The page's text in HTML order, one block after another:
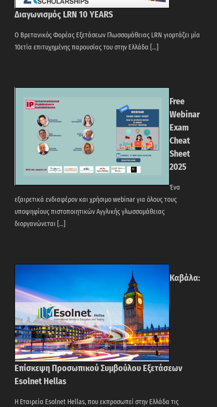
Διαγωνισμός LRN 10 YEARS
Ο Βρετανικός Φορέας Εξετάσεων Γλωσσομάθειας LRN γιορτάζει μία
10ετία επιτυχημένης παρουσίας του στην Ελλάδα [...]
Free
Webinar
Exam
Cheat
Sheet
2025
Ένα
εξαιρετικά ενδιαφέρον και χρήσιμο webinar για όλους τους
υποψηφίους πιστοποιητικών Αγγλικής γλωσσομάθειας
διοργανώνεται [...]
Καβάλα:
Επίσκεψη Προσωπικού Συμβούλου Εξετάσεων
Esolnet Hellas
Η Εταιρεία Esolnet Hellas, που εκπροσωπεί στην Ελλάδα τις